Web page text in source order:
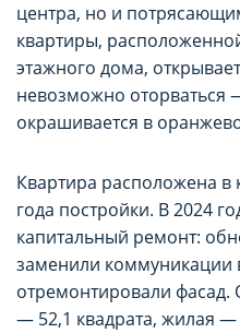
центра, но и
квартиры,
этажного дома,
невозможно оторваться
окрашивается в
Квартира расположена
года постройки. В 2024
капитальный ремонт:
заменили коммуникации
отремонтировали
— 52,1 квадрата, жилая —